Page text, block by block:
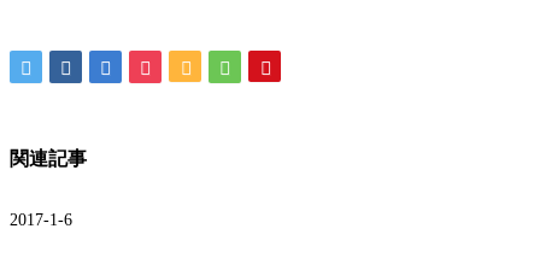
関連記事
2017-1-6